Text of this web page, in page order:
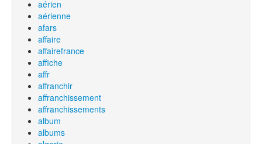
aérien
aérienne
afars
affaire
affairefrance
affiche
affr
affranchir
affranchissement
affranchissements
album
albums